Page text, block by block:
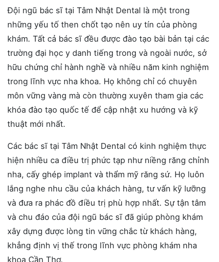
Đội ngũ bác sĩ tại Tâm Nhật Dental là một trong
những yếu tố then chốt tạo nên uy tín của phòng
khám. Tất cả bác sĩ đều được đào tạo bài bản tại các
trường đại học y danh tiếng trong và ngoài nước, sở
hữu chứng chỉ hành nghề và nhiều năm kinh nghiệm
trong lĩnh vực nha khoa. Họ không chỉ có chuyên
môn vững vàng mà còn thường xuyên tham gia các
khóa đào tạo quốc tế để cập nhật xu hướng và kỹ
thuật mới nhất.
Các bác sĩ tại Tâm Nhật Dental có kinh nghiệm thực
hiện nhiều ca điều trị phức tạp như niềng răng chỉnh
nha, cấy ghép implant và thẩm mỹ răng sứ. Họ luôn
lắng nghe nhu cầu của khách hàng, tư vấn kỹ lưỡng
và đưa ra phác đồ điều trị phù hợp nhất. Sự tận tâm
và chu đáo của đội ngũ bác sĩ đã giúp phòng khám
xây dựng được lòng tin vững chắc từ khách hàng,
khẳng định vị thế trong lĩnh vực phòng khám nha
khoa Cần Thơ.